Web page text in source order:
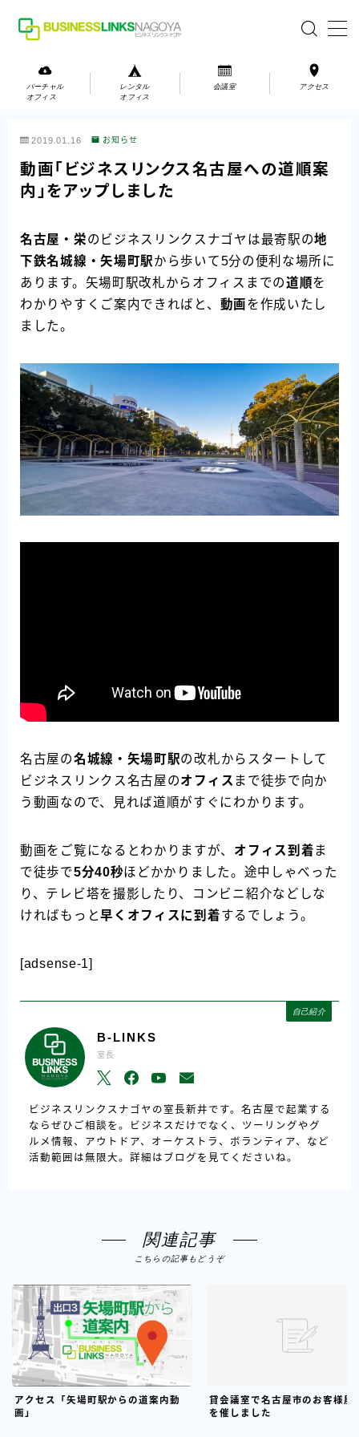
会議室
お問い合わせ
お問い合わせ
ご利用の流れ
アクセス
バーチャル
オフィス
レンタル
オフィス
会議室 アクセス
2019.01.16 お知らせ
動画「ビジネスリンクス名古屋への道順案
内」をアップしました
名古屋・栄のビジネスリンクスナゴヤは最寄駅の地
下鉄名城線・矢場町駅から歩いて5分の便利な場所に
あります。矢場町駅改札からオフィスまでの道順を
わかりやすくご案内できればと、 動画を作成いたし
ました。
名古屋の名城線・矢場町駅の改札からスタートして
ビジネスリンクス名古屋のオフィス まで徒歩で向か
う動画なので、見れば道順がすぐにわかります。
動画をご覧になるとわかりますが、 オフィス到着ま
で徒歩で5分40秒ほどかかりました。途中しゃべった
り、テレビ塔を撮影したり、コンビニ紹介などしな
ければもっと早くオフィスに到着するでしょう。
[adsense-1]
自己紹介
B-LINKS
室長
ビジネスリンクスナゴヤの室長新井です。名古屋で起業する
ならぜひご相談を。ビジネスだけでなく、ツーリングやグ
ルメ情報、アウトドア、オーケストラ、ボランティア、など
活動範囲は無限大。詳細はブログを見てくださいね。
関連記事
こちらの記事もどうぞ
アクセス「矢場町駅からの道案内動
画」
貸会議室で名古屋市のお客様展
を催しました